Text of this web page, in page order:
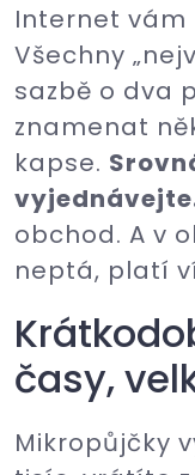
Internet vám
Všechny
sazbě o dva
znamenat
kapse.
obchod. A v
neptá, platí
časy,
Mikropůjčky